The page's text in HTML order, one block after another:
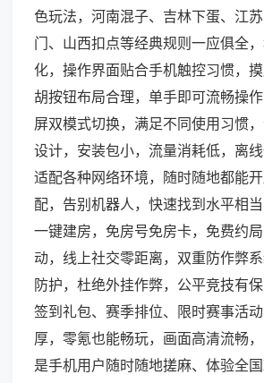
色玩法，河南混子、吉林下蛋、江
门、山西扣点等经典规则一应俱全
化，操作界面贴合手机触控习惯，
胡按钮布局合理，单手即可流畅操
屏双模式切换，满足不同使用习惯
设计，安装包小，流量消耗低，离线
适配各种网络环境，随时随地都能
配，告别机器人，快速找到水平相
一键建房，免房号免房卡，免费约
动，线上社交零距离，双重防作弊
防护，杜绝外挂作弊，公平竞技有保
签到礼包、赛季排位、限时赛事活
厚，零氪也能畅玩，画面高清流畅，
是手机用户随时随地搓麻、体验全